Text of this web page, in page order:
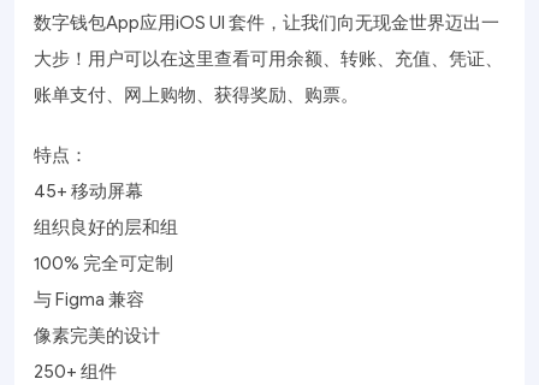
数字钱包App应用iOS UI 套件，让我们向无现金世界迈出一
大步！用户可以在这里查看可用余额、转账、充值、凭证、
账单支付、网上购物、获得奖励、购票。
特点：
45+ 移动屏幕
组织良好的层和组
100% 完全可定制
与 Figma 兼容
像素完美的设计
250+ 组件